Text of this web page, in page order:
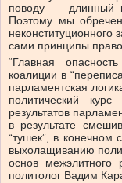
поводу — длинный
Поэтому мы
неконституционного
сами принципы
“Главная
коалиции в
парламентская
политический
результатов
в результате
“тушек”, в конечном
выхолащиванию
основ
политолог Вадим